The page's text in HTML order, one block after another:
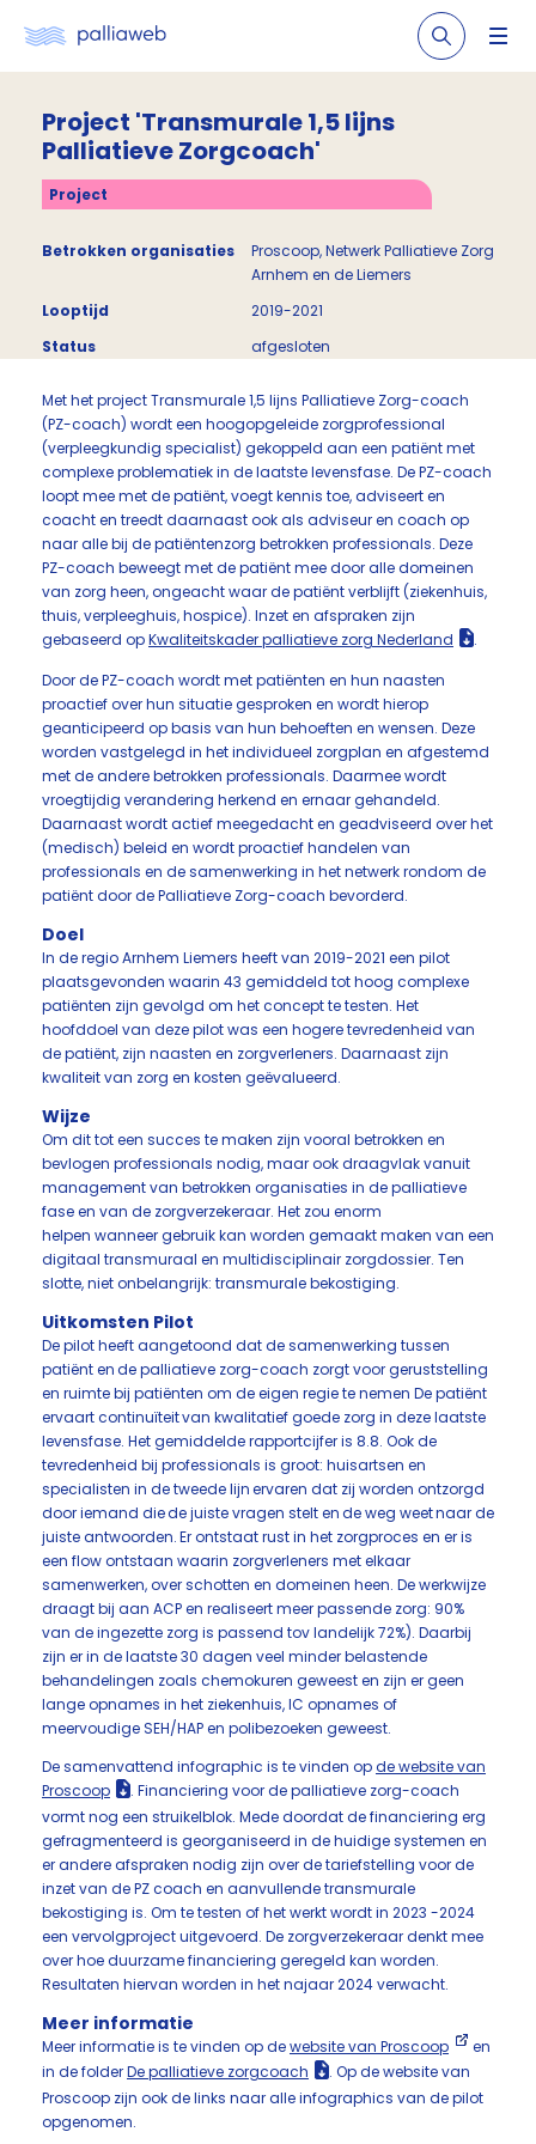
Project 'Transmurale 1,5 lijns
Palliatieve Zorgcoach'
Project
Betrokken organisaties
Proscoop, Netwerk Palliatieve Zorg
Arnhem en de Liemers
Looptijd
2019-2021
Status
afgesloten
Met het project Transmurale 1,5 lijns Palliatieve Zorg-coach
(PZ-coach) wordt een hoogopgeleide zorgprofessional
(verpleegkundig specialist) gekoppeld aan een patiënt met
complexe problematiek in de laatste levensfase. De PZ-coach
loopt mee met de patiënt, voegt kennis toe, adviseert en
coacht en treedt daarnaast ook als adviseur en coach op
naar alle bij de patiëntenzorg betrokken professionals. Deze
PZ-coach beweegt met de patiënt mee door alle domeinen
van zorg heen, ongeacht waar de patiënt verblijft (ziekenhuis,
thuis, verpleeghuis, hospice). Inzet en afspraken zijn
gebaseerd opKwaliteitskader palliatieve zorg Nederland
.
Door de PZ-coach wordt met patiënten en hun naasten
proactief over hun situatie gesproken en wordt hierop
geanticipeerd op basis van hun behoeften en wensen. Deze
worden vastgelegd in het individueel zorgplan en afgestemd
met de andere betrokken professionals. Daarmee wordt
vroegtijdig verandering herkend en ernaar gehandeld.
Daarnaast wordt actief meegedacht en geadviseerd over het
(medisch) beleid en wordt proactief handelen van
professionals en de samenwerking in het netwerk rondom de
patiënt door de Palliatieve Zorg-coach bevorderd.
Doel
In de regio Arnhem Liemers heeft van 2019-2021 een pilot
plaatsgevonden waarin 43 gemiddeld tot hoog complexe
patiënten zijn gevolgd om het concept te testen. Het
hoofddoel van deze pilot was een hogere tevredenheid van
de patiënt, zijn naasten en zorgverleners. Daarnaast zijn
kwaliteit van zorg en kosten geëvalueerd.
Wijze
Om dit tot een succes te maken zijn vooral betrokken en
bevlogen professionals nodig, maar ook draagvlak vanuit
management van betrokken organisaties in de palliatieve
fase en van de zorgverzekeraar. Het zou enorm
helpen wanneer gebruik kan worden gemaakt maken van een
digitaal transmuraal en multidisciplinair zorgdossier. Ten
slotte, niet onbelangrijk: transmurale bekostiging.
Uitkomsten Pilot
De pilot heeft aangetoond dat de samenwerking tussen
patiënt en de palliatieve zorg-coach zorgt voor geruststelling
en ruimte bij patiënten om de eigen regie te nemen De patiënt
ervaart continuïteit van kwalitatief goede zorg in deze laatste
levensfase. Het gemiddelde rapportcijfer is 8.8. Ook de
tevredenheid bij professionals is groot: huisartsen en
specialisten in de tweede lijn ervaren dat zij worden ontzorgd
door iemand die de juiste vragen stelt en de weg weet naar de
juiste antwoorden. Er ontstaat rust in het zorgproces en er is
een flow ontstaan waarin zorgverleners met elkaar
samenwerken, over schotten en domeinen heen. De werkwijze
draagt bij aan ACP en realiseert meer passende zorg: 90%
van de ingezette zorg is passend tov landelijk 72%). Daarbij
zijn er in de laatste 30 dagen veel minder belastende
behandelingen zoals chemokuren geweest en zijn er geen
lange opnames in het ziekenhuis, IC opnames of
meervoudige SEH/HAP en polibezoeken geweest.
De samenvattend infographic is te vinden opde website van
Proscoop
. Financiering voor de palliatieve zorg-coach
vormt nog een struikelblok. Mede doordat de financiering erg
gefragmenteerd is georganiseerd in de huidige systemen en
er andere afspraken nodig zijn over de tariefstelling voor de
inzet van de PZ coach en aanvullende transmurale
bekostiging is. Om te testen of het werkt wordt in 2023 -2024
een vervolgproject uitgevoerd. De zorgverzekeraar denkt mee
over hoe duurzame financiering geregeld kan worden.
Resultaten hiervan worden in het najaar 2024 verwacht.
Meer informatie
Meer informatie is te vinden op dewebsite van Proscoop
en
in de folderDe palliatieve zorgcoach
. Op de website van
Proscoop zijn ook de links naar alle infographics van de pilot
opgenomen.